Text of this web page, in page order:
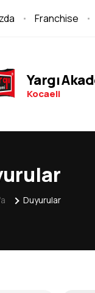
Franchise
Yargı
Kocaeli
Duyurular